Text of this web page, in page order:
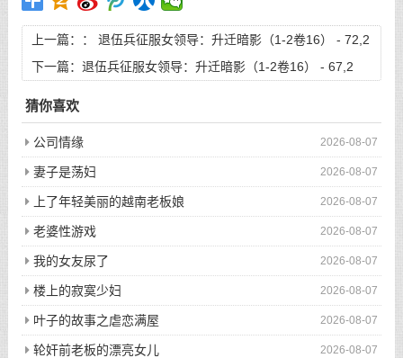
上一篇：： 退伍兵征服女领导：升迁暗影（1-2卷16） - 72,2
下一篇： 退伍兵征服女领导：升迁暗影（1-2卷16） - 67,2
猜你喜欢
2026-08-07
公司情缘
2026-08-07
妻子是荡妇
2026-08-07
上了年轻美丽的越南老板娘
2026-08-07
老婆性游戏
2026-08-07
我的女友尿了
2026-08-07
楼上的寂寞少妇
2026-08-07
叶子的故事之虐恋满屋
2026-08-07
轮奸前老板的漂亮女儿